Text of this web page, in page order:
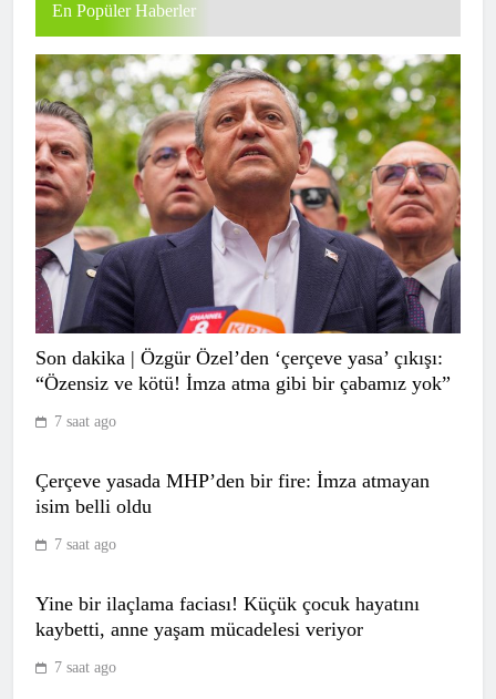
En Popüler Haberler
Son dakika | Özgür Özel’den ‘çerçeve yasa’ çıkışı:
“Özensiz ve kötü! İmza atma gibi bir çabamız yok”
7 saat ago
Çerçeve yasada MHP’den bir fire: İmza atmayan
isim belli oldu
7 saat ago
Yine bir ilaçlama faciası! Küçük çocuk hayatını
kaybetti, anne yaşam mücadelesi veriyor
7 saat ago
Galatasaray’dan 8 sosyal medya hesabı
için suç duyurusu
SPOR
CANLI | Borac – Maxline Vitebsk
CANLI | Braga – Dinamo Minsk Canlı